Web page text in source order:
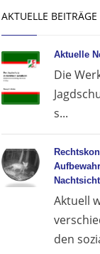
AKTUELLE BEITRÄGE
Aktuelle
Die
s...
Aktuell
den